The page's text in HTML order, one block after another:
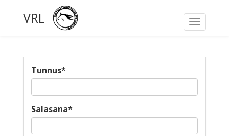
Toggle
VRL
Tunnus*
Salasana*